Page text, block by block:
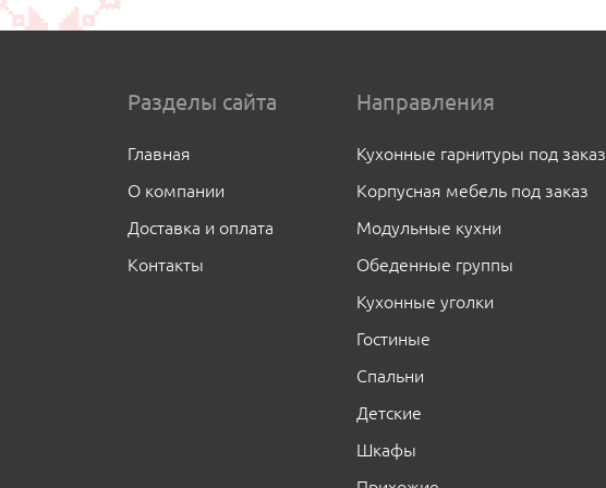
Разделы сайта
Главная
О компании
Доставка и оплата
Контакты
Направления
Кухонные гарнитуры под заказ
Корпусная мебель под заказ
Модульные кухни
Обеденные группы
Кухонные уголки
Гостиные
Спальни
Детские
Шкафы